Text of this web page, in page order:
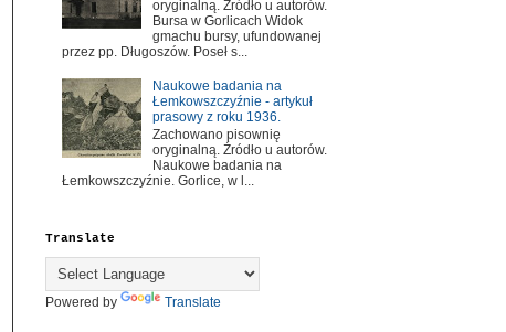
oryginalną. Źródło u autorów.
Bursa w Gorlicach Widok
gmachu bursy, ufundowanej
przez pp. Długoszów. Poseł s...
Naukowe badania na
Łemkowszczyźnie - artykuł
prasowy z roku 1936.
Zachowano pisownię
oryginalną. Źródło u autorów.
Naukowe badania na
Łemkowszczyźnie. Gorlice, w l...
Translate
Powered by Translate